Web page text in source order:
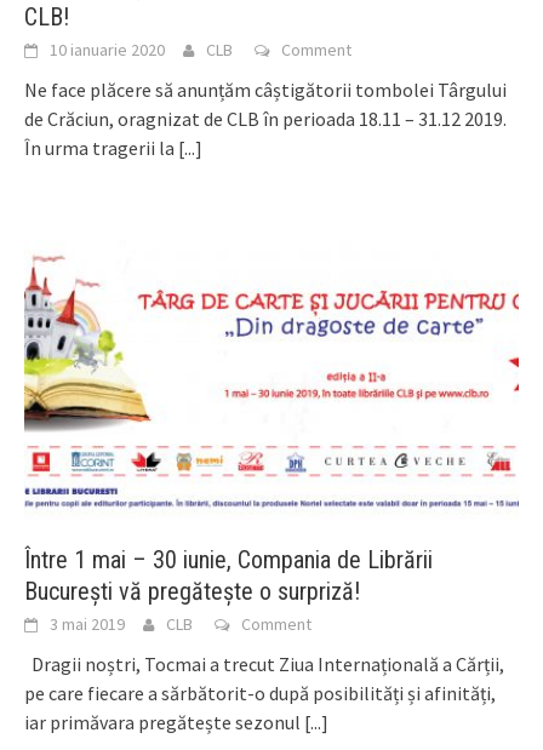
CLB!
10 ianuarie 2020 CLB Comment
Ne face plăcere să anunțăm câștigătorii tombolei Târgului
de Crăciun, oragnizat de CLB în perioada 18.11 – 31.12 2019.
În urma tragerii la [...]
Între 1 mai – 30 iunie, Compania de Librării
București vă pregătește o surpriză!
3 mai 2019 CLB Comment
Dragii noștri, Tocmai a trecut Ziua Internațională a Cărții,
pe care fiecare a sărbătorit-o după posibilități și afinități,
iar primăvara pregătește sezonul [...]